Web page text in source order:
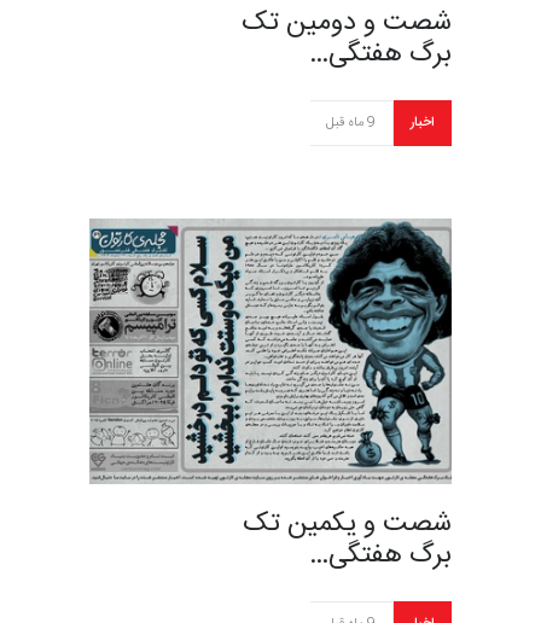
شصت و دومین تک
برگ هفتگی…
اخبار 9 ماه قبل
شصت و یکمین تک
برگ هفتگی…